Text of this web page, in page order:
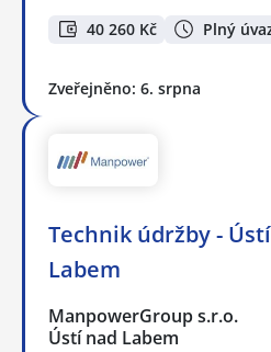
40 260 Kč Plný
Zveřejněno: 6. srpna
Technik údržby -
Labem
ManpowerGroup s.r.o.
Ústí nad Labem